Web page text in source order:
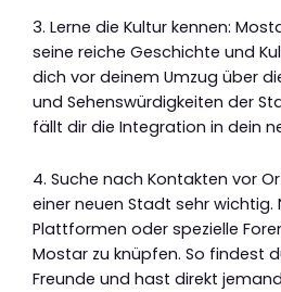
3. Lerne die Kultur kennen:
seine reiche Geschichte und
dich vor deinem Umzug über
und Sehenswürdigkeiten der
fällt dir die Integration in dein
4. Suche nach Kontakten vor
einer neuen Stadt sehr wichtig.
Plattformen oder spezielle
Mostar zu knüpfen. So findest
Freunde und hast direkt